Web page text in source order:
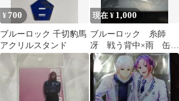
¥ 700
ブルーロック 千切豹馬
アクリルスタンド
現在 ¥ 1,000
ブルーロック 糸師
冴 戦う背中×雨 缶バ
ッジ